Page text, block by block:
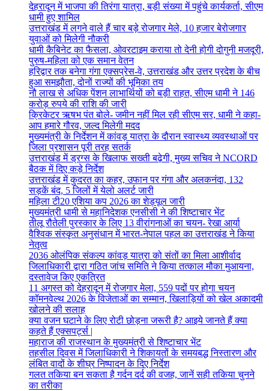
देहरादून में भाजपा की तिरंगा यात्रा, बड़ी संख्या में पहुंचे कार्यकर्ता, सीएम
धामी हुए शामिल
उत्तराखंड में लगने वाले हैं चार बड़े रोजगार मेले, 10 हजार बेरोजगार
युवाओं को मिलेगी नौकरी
धामी कैबिनेट का फैसला, ओवरटाइम कराया तो देनी होगी दोगुनी मजदूरी,
पुरुष-महिला को एक समान वेतन
हरिद्वार तक बनेगा गंगा एक्सप्रेस-वे, उत्तराखंड और उत्तर प्रदेश के बीच
हुआ समझौता, दोनों राज्यों की भूमिका तय
नौ लाख से अधिक पेंशन लाभार्थियों को बड़ी राहत, सीएम धामी ने 146
करोड़ रुपये की राशि की जारी
क्रिकेटर ऋषभ पंत बोले- जमीन नहीं मिल रही सीएम सर, धामी ने कहा-
आप हमारे गौरव, जल्द मिलेगी मदद
मुख्यमंत्री के निर्देशन में कांवड़ यात्रा के दौरान स्वास्थ्य व्यवस्थाओं पर
जिला प्रशासन पूरी तरह सतर्क
उत्तराखंड में ड्रग्स के खिलाफ सख्ती बढ़ेगी, मुख्य सचिव ने NCORD
बैठक में दिए कड़े निर्देश
उत्तराखंड में कुदरत का कहर, उफान पर गंगा और अलकनंदा, 132
सड़कें बंद, 5 जिलों में येलो अलर्ट जारी
महिला टी20 एशिया कप 2026 का शेड्यूल जारी
मुख्यमंत्री धामी से महानिदेशक एनसीसी ने की शिष्टाचार भेंट
तीलू रौतेली पुरस्कार के लिए 13 वीरांगनाओं का चयन- रेखा आर्या
वैश्विक संस्कृत अनुसंधान में भारत-नेपाल पहल का उत्तराखंड ने किया
नेतृत्व
2036 ओलंपिक संकल्प कांवड़ यात्रा को संतों का मिला आशीर्वाद
जिलाधिकारी द्वारा गठित जांच समिति ने किया तत्काल मौका मुआयना,
दस्तावेज किए एकत्रित
11 अगस्त को देहरादून में रोजगार मेला, 559 पदों पर होगा चयन
कॉमनवेल्थ 2026 के विजेताओं का सम्मान, खिलाड़ियों को खेल अकादमी
खोलने की सलाह
क्या वजन घटाने के लिए रोटी छोड़ना जरूरी है? आइये जानते हैं क्या
कहते हैं एक्सपर्ट्स |
महाराज की राजस्थान के मुख्यमंत्री से शिष्टाचार भेंट
तहसील दिवस में जिलाधिकारी ने शिकायतों के समयबद्ध निस्तारण और
लंबित वादों के शीघ्र निष्पादन के दिए निर्देश
गलत तकिया बन सकता है गर्दन दर्द की वजह, जानें सही तकिया चुनने
का तरीका